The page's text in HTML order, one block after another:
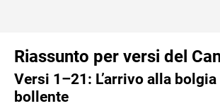
Riassunto per versi del
Versi 1–21: L’arrivo alla
bollente